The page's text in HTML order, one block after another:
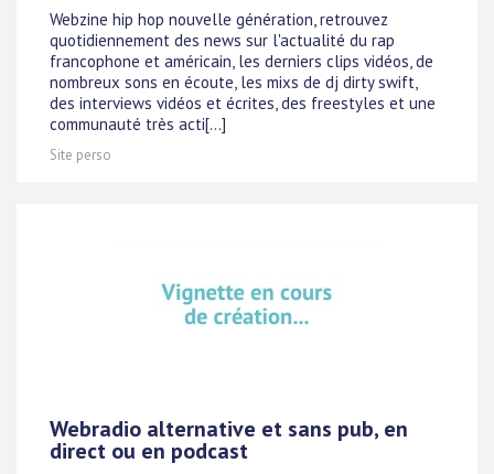
Webzine hip hop nouvelle génération, retrouvez
quotidiennement des news sur l'actualité du rap
francophone et américain, les derniers clips vidéos, de
nombreux sons en écoute, les mixs de dj dirty swift,
des interviews vidéos et écrites, des freestyles et une
communauté très acti[...]
Site perso
Webradio alternative et sans pub, en
direct ou en podcast